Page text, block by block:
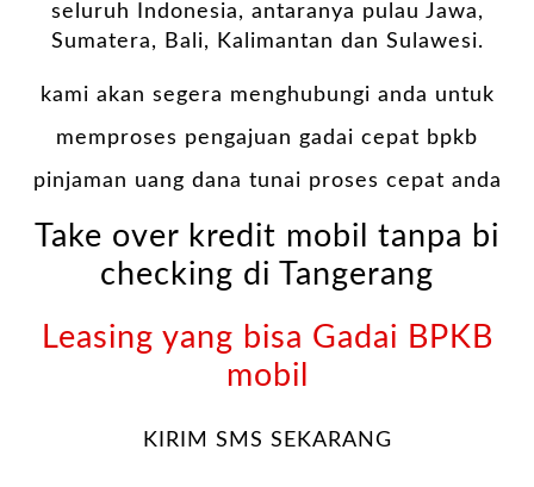
seluruh Indonesia, antaranya pulau Jawa,
Sumatera, Bali, Kalimantan dan Sulawesi.
kami akan segera menghubungi anda untuk
memproses pengajuan gadai cepat bpkb
pinjaman uang dana tunai proses cepat anda
Take over kredit mobil tanpa bi
checking di Tangerang
Leasing yang bisa Gadai BPKB
mobil
KIRIM SMS SEKARANG